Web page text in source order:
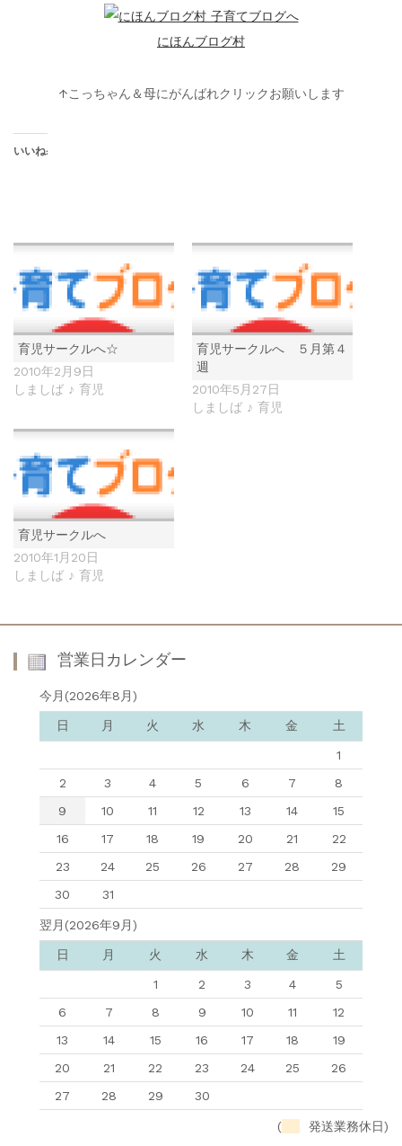
にほんブログ村
↑こっちゃん＆母にがんばれクリックお願いします
いいね:
育児サークルへ☆
2010年2月9日
しましば ♪ 育児
育児サークルへ ５月第４
週
2010年5月27日
しましば ♪ 育児
育児サークルへ
2010年1月20日
しましば ♪ 育児
営業日カレンダー
今月(2026年8月)
日 月 火 水 木 金 土
1
2
3 4 5 6 7
8
9
10 11 12 13 14
15
16
17 18 19 20 21
22
23
24 25 26 27 28
29
30
31
翌月(2026年9月)
日 月 火 水 木 金 土
1 2 3 4
5
6
7 8 9 10 11
12
13
14 15 16 17 18
19
20
21 22 23 24 25
26
27
28 29 30
( 発送業務休日)